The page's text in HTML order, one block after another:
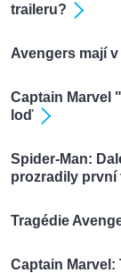
traileru?
Avengers mají
Captain Marvel
loď
Spider-Man:
prozradily první
Tragédie
Captain Marvel: